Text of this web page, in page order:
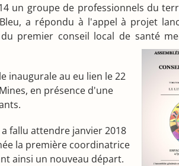
un groupe de professionnels du
a répondu à l'appel à projet
premier conseil local de santé
inaugurale au eu lien le 22
en présence d'une
fallu attendre janvier 2018
la première coordinatrice
ainsi un nouveau départ.